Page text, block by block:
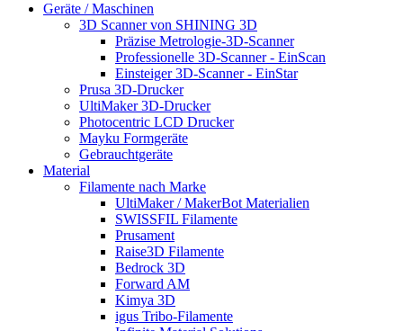
Geräte / Maschinen
3D Scanner von SHINING 3D
Präzise Metrologie-3D-Scanner
Professionelle 3D-Scanner - EinScan
Einsteiger 3D-Scanner - EinStar
Prusa 3D-Drucker
UltiMaker 3D-Drucker
Photocentric LCD Drucker
Mayku Formgeräte
Gebrauchtgeräte
Material
Filamente nach Marke
UltiMaker / MakerBot Materialien
SWISSFIL Filamente
Prusament
Raise3D Filamente
Bedrock 3D
Forward AM
Kimya 3D
igus Tribo-Filamente